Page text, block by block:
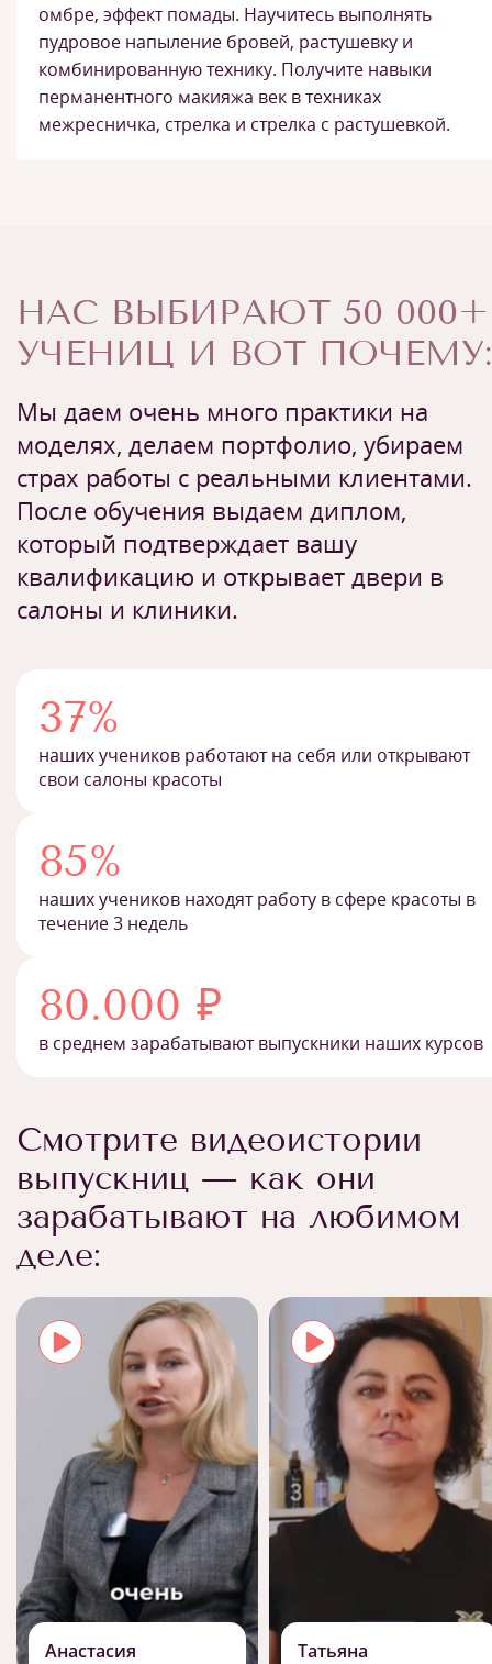
омбре, эффект помады. Научитесь выполнять
пудровое напыление бровей, растушевку и
комбинированную технику. Получите навыки
перманентного макияжа век в техниках
межресничка, стрелка и стрелка с растушевкой.
НАС ВЫБИРАЮТ 50 000+
УЧЕНИЦ И ВОТ ПОЧЕМУ:
Мы даем очень много практики на
моделях, делаем портфолио, убираем
страх работы с реальными клиентами.
После обучения выдаем диплом,
который подтверждает вашу
квалификацию и открывает двери в
салоны и клиники.
37%
наших учеников работают на себя или открывают
свои салоны красоты
85%
наших учеников находят работу в сфере красоты в
течение 3 недель
80.000 ₽
в среднем зарабатывают выпускники наших курсов
Смотрите видеоистории
выпускниц — как они
зарабатывают на любимом
деле:
Анастасия Татьяна